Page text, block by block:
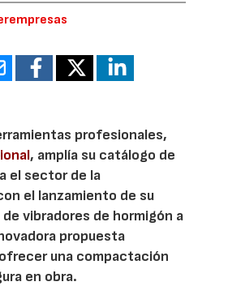
profesionales,
, amplía su catálogo de
el sector de la
el lanzamiento de su
vibradores de hormigón a
propuesta
una compactación
en obra.